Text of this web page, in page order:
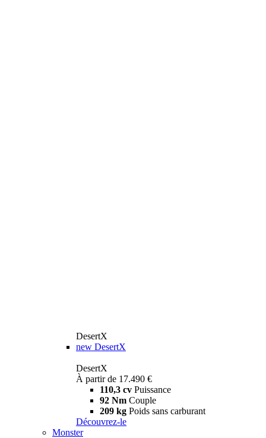
DesertX
new DesertX
DesertX
À partir de 17.490 €
110,3 cv Puissance
92 Nm Couple
209 kg Poids sans carburant
Découvrez-le
Monster